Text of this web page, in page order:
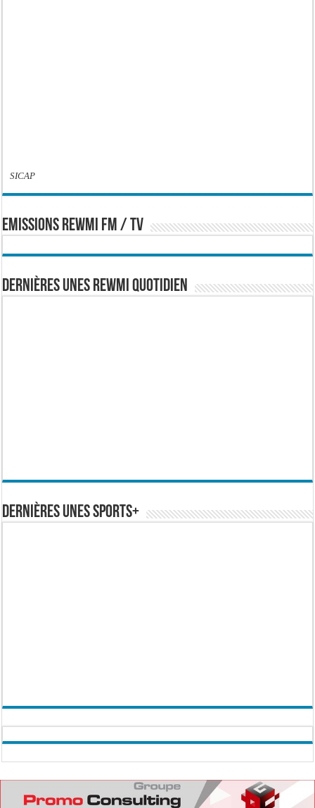
SICAP
EMISSIONS REWMI FM / TV
Dernières Unes Rewmi Quotidien
Dernières Unes Sports+